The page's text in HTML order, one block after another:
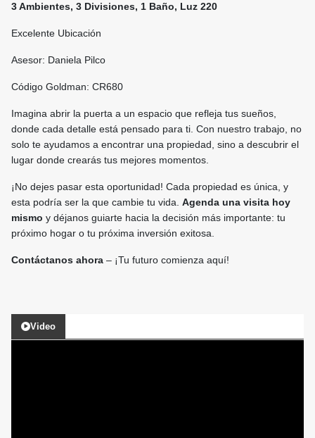
3 Ambientes, 3 Divisiones, 1 Baño, Luz 220
Excelente Ubicación
Asesor: Daniela Pilco
Código Goldman: CR680
Imagina abrir la puerta a un espacio que refleja tus sueños,
donde cada detalle está pensado para ti. Con nuestro trabajo, no
solo te ayudamos a encontrar una propiedad, sino a descubrir el
lugar donde crearás tus mejores momentos.
¡No dejes pasar esta oportunidad! Cada propiedad es única, y
esta podría ser la que cambie tu vida. Agenda una visita hoy
mismo y déjanos guiarte hacia la decisión más importante: tu
próximo hogar o tu próxima inversión exitosa.
Contáctanos ahora – ¡Tu futuro comienza aquí!
Video